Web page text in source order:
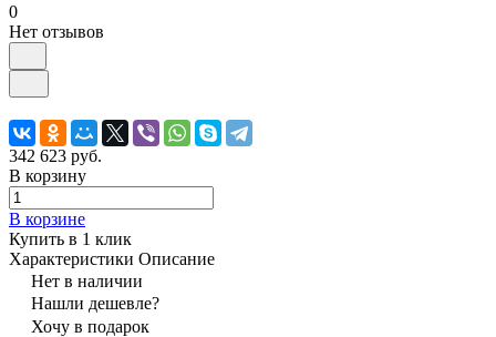
0
Нет отзывов
342 623 руб.
В корзину
В корзине
Купить в 1 клик
Характеристики Описание
Нет в наличии
Нашли дешевле?
Хочу в подарок